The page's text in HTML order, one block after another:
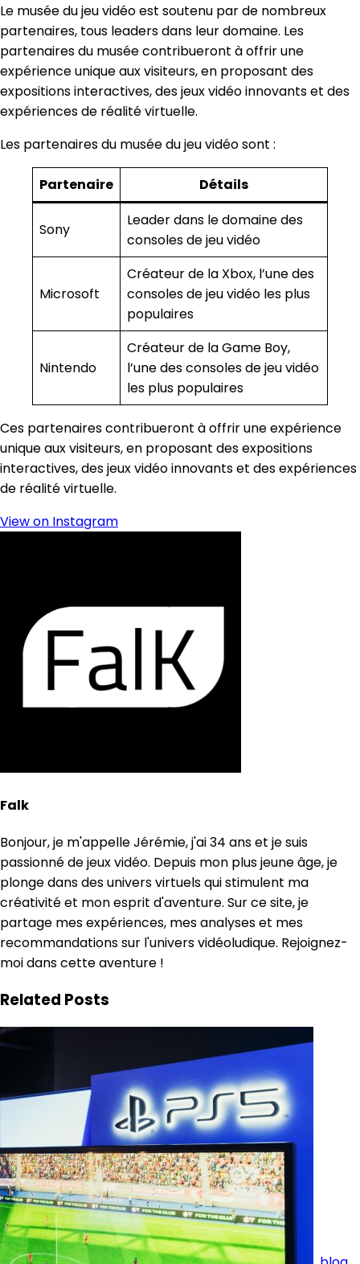
Le musée du jeu vidéo est soutenu par de nombreux
partenaires, tous leaders dans leur domaine. Les
partenaires du musée contribueront à offrir une
expérience unique aux visiteurs, en proposant des
expositions interactives, des jeux vidéo innovants et des
expériences de réalité virtuelle.
Les partenaires du musée du jeu vidéo sont :
Partenaire Détails
Sony
Leader dans le domaine des
consoles de jeu vidéo
Microsoft
Créateur de la Xbox, l’une des
consoles de jeu vidéo les plus
populaires
Nintendo
Créateur de la Game Boy,
l’une des consoles de jeu vidéo
les plus populaires
Ces partenaires contribueront à offrir une expérience
unique aux visiteurs, en proposant des expositions
interactives, des jeux vidéo innovants et des expériences
de réalité virtuelle.
View on Instagram
Falk
Bonjour, je m'appelle Jérémie, j'ai 34 ans et je suis
passionné de jeux vidéo. Depuis mon plus jeune âge, je
plonge dans des univers virtuels qui stimulent ma
créativité et mon esprit d'aventure. Sur ce site, je
partage mes expériences, mes analyses et mes
recommandations sur l'univers vidéoludique. Rejoignez-
moi dans cette aventure !
Related Posts